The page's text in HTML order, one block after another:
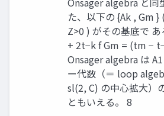
た、以下の {Ak , Gm
Z>0 ) がその基底で
+ 2t−k f Gm = (tm −
Onsager algebra は
ー代数（＝ loop
sl(2, C) の中心拡大）
ともいえる。 8